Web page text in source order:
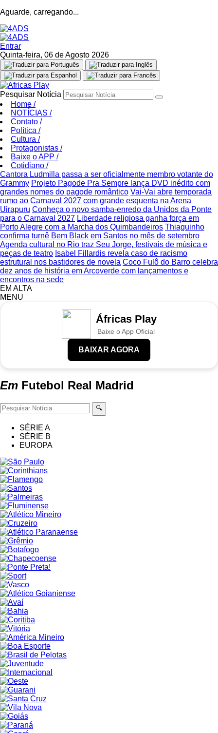
Aguarde, carregando...
Entrar
Quinta-feira, 06 de Agosto 2026
Pesquisar Notícia
Home /
NOTÍCIAS /
Contato /
Política /
Cultura /
Protagonistas /
Baixe o APP /
Cotidiano /
Cantora Ludmilla passa a ser oficialmente membro votante do
Grammy Projeto Pagode Pra Sempre lança DVD inédito com
grandes nomes do pagode romântico Vai-Vai abre temporada
rumo ao Carnaval 2027 com grande esquenta na Arena
Uirapuru Conheça o novo samba-enredo da Unidos da Ponte
para o Carnaval 2027 Liberdade religiosa ganha força em
Porto Alegre com a Marcha dos Quimbandeiros Thiaguinho
confirma turnê Bem Black em Santos no mês de setembro
Agenda cultural no Rio traz Seu Jorge, festivais de música e
peças de teatro Isabel Fillardis revela caso de racismo
estrutural nos bastidores de novela Coco Fulô do Barro celebra
dez anos de história em Arcoverde com lançamentos e
encontros na sede
EM ALTA
MENU
Áfricas Play
Baixe o App Oficial
BAIXAR AGORA
Em Futebol Real Madrid
🔍
SÉRIE A
SÉRIE B
EUROPA